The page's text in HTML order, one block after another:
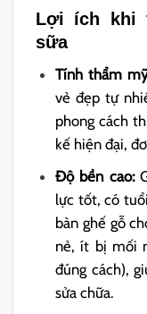
Lợi ích khi
sữa
Tính thẩm
vẻ đẹp tự
phong cách
kế hiện đại,
Độ bền cao:
lực tốt, có
bàn ghế gỗ
nẻ, ít bị mối
đúng cách),
sửa chữa.